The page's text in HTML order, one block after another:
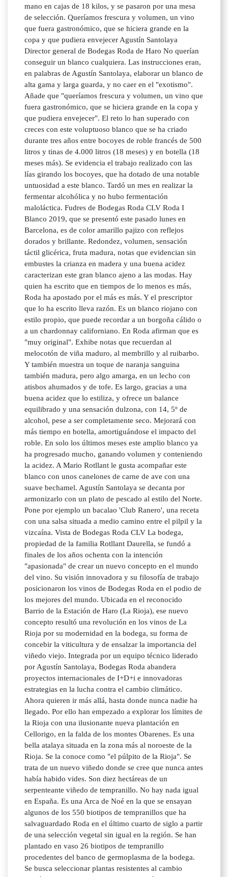
mano en cajas de 18 kilos, y se pasaron por una mesa
de selección. Queríamos frescura y volumen, un vino
que fuera gastronómico, que se hiciera grande en la
copa y que pudiera envejecer Agustín Santolaya
Director general de Bodegas Roda de Haro No querían
conseguir un blanco cualquiera. Las instrucciones eran,
en palabras de Agustín Santolaya, elaborar un blanco de
alta gama y larga guarda, y no caer en el "exotismo".
Añade que "queríamos frescura y volumen, un vino que
fuera gastronómico, que se hiciera grande en la copa y
que pudiera envejecer". El reto lo han superado con
creces con este voluptuoso blanco que se ha criado
durante tres años entre bocoyes de roble francés de 500
litros y tinas de 4.000 litros (18 meses) y en botella (18
meses más). Se evidencia el trabajo realizado con las
lías girando los bocoyes, que ha dotado de una notable
untuosidad a este blanco. Tardó un mes en realizar la
fermentar alcohólica y no hubo fermentación
maloláctica. Fudres de Bodegas Roda CLV Roda I
Blanco 2019, que se presentó este pasado lunes en
Barcelona, es de color amarillo pajizo con reflejos
dorados y brillante. Redondez, volumen, sensación
táctil glicérica, fruta madura, notas que evidencian sin
embustes la crianza en madera y una buena acidez
caracterizan este gran blanco ajeno a las modas. Hay
quien ha escrito que en tiempos de lo menos es más,
Roda ha apostado por el más es más. Y el prescriptor
que lo ha escrito lleva razón. Es un blanco riojano con
estilo propio, que puede recordar a un borgoña cálido o
a un chardonnay californiano. En Roda afirman que es
"muy original". Exhibe notas que recuerdan al
melocotón de viña maduro, al membrillo y al ruibarbo.
Y también muestra un toque de naranja sanguina
también madura, pero algo amarga, en un lecho con
atisbos ahumados y de tofe. Es largo, gracias a una
buena acidez que lo estiliza, y ofrece un balance
equilibrado y una sensación dulzona, con 14, 5º de
alcohol, pese a ser completamente seco. Mejorará con
más tiempo en botella, amortiguándose el impacto del
roble. En solo los últimos meses este amplio blanco ya
ha progresado mucho, ganando volumen y conteniendo
la acidez. A Mario Rotllant le gusta acompañar este
blanco con unos canelones de carne de ave con una
suave bechamel. Agustín Santolaya se decanta por
armonizarlo con un plato de pescado al estilo del Norte.
Pone por ejemplo un bacalao 'Club Ranero', una receta
con una salsa situada a medio camino entre el pilpil y la
vizcaína. Vista de Bodegas Roda CLV La bodega,
propiedad de la familia Rotllant Daurella, se fundó a
finales de los años ochenta con la intención
"apasionada" de crear un nuevo concepto en el mundo
del vino. Su visión innovadora y su filosofía de trabajo
posicionaron los vinos de Bodegas Roda en el podio de
los mejores del mundo. Ubicada en el reconocido
Barrio de la Estación de Haro (La Rioja), ese nuevo
concepto resultó una revolución en los vinos de La
Rioja por su modernidad en la bodega, su forma de
concebir la viticultura y de ensalzar la importancia del
viñedo viejo. Integrada por un equipo técnico liderado
por Agustín Santolaya, Bodegas Roda abandera
proyectos internacionales de I+D+i e innovadoras
estrategias en la lucha contra el cambio climático.
Ahora quieren ir más allá, hasta donde nunca nadie ha
llegado. Por ello han empezado a explorar los límites de
la Rioja con una ilusionante nueva plantación en
Cellorigo, en la falda de los montes Obarenes. Es una
bella atalaya situada en la zona más al noroeste de la
Rioja. Se la conoce como "el púlpito de la Rioja". Se
trata de un nuevo viñedo donde se cree que nunca antes
había habido vides. Son diez hectáreas de un
serpenteante viñedo de tempranillo. No hay nada igual
en España. Es una Arca de Noé en la que se ensayan
algunos de los 550 biotipos de tempranillos que ha
salvaguardado Roda en el último cuarto de siglo a partir
de una selección vegetal sin igual en la región. Se han
plantado en vaso 26 biotipos de tempranillo
procedentes del banco de germoplasma de la bodega.
Se busca seleccionar plantas resistentes al cambio